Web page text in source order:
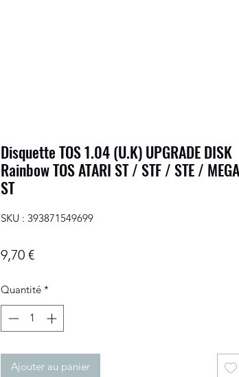
Disquette TOS 1.04 (U.K) UPGRADE DISK
Rainbow TOS ATARI ST / STF / STE / MEGA
ST
SKU : 393871549699
9,70 €Prix
Quantité *
Ajouter au panier